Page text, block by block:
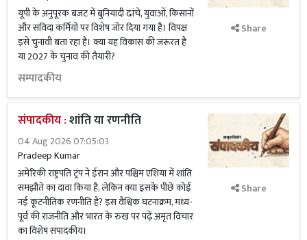
यूपी के अनुपूरक बजट में बुनियादी ढांचे, युवाओं, किसानों
और संविदा कर्मियों पर विशेष जोर दिया गया है। विपक्ष
इसे चुनावी बता रहा है। क्या यह विकास की जरूरत है
या 2027 के चुनाव की तैयारी?
सम्पादकीय
Share
संपादकीय :शांति या रणनीति
04 Aug 2026 07:05:03
Pradeep Kumar
अमेरिकी राष्ट्रपति ट्रंप ने ईरान और पश्चिम एशिया में शांति
समझौते का दावा किया है, लेकिन क्या इसके पीछे कोई
नई कूटनीतिक रणनीति है? इस वैश्विक घटनाक्रम, मध्य-
पूर्व की राजनीति और भारत के रुख पर पढ़ें अमृत विचार
का विशेष संपादकीय।
Share